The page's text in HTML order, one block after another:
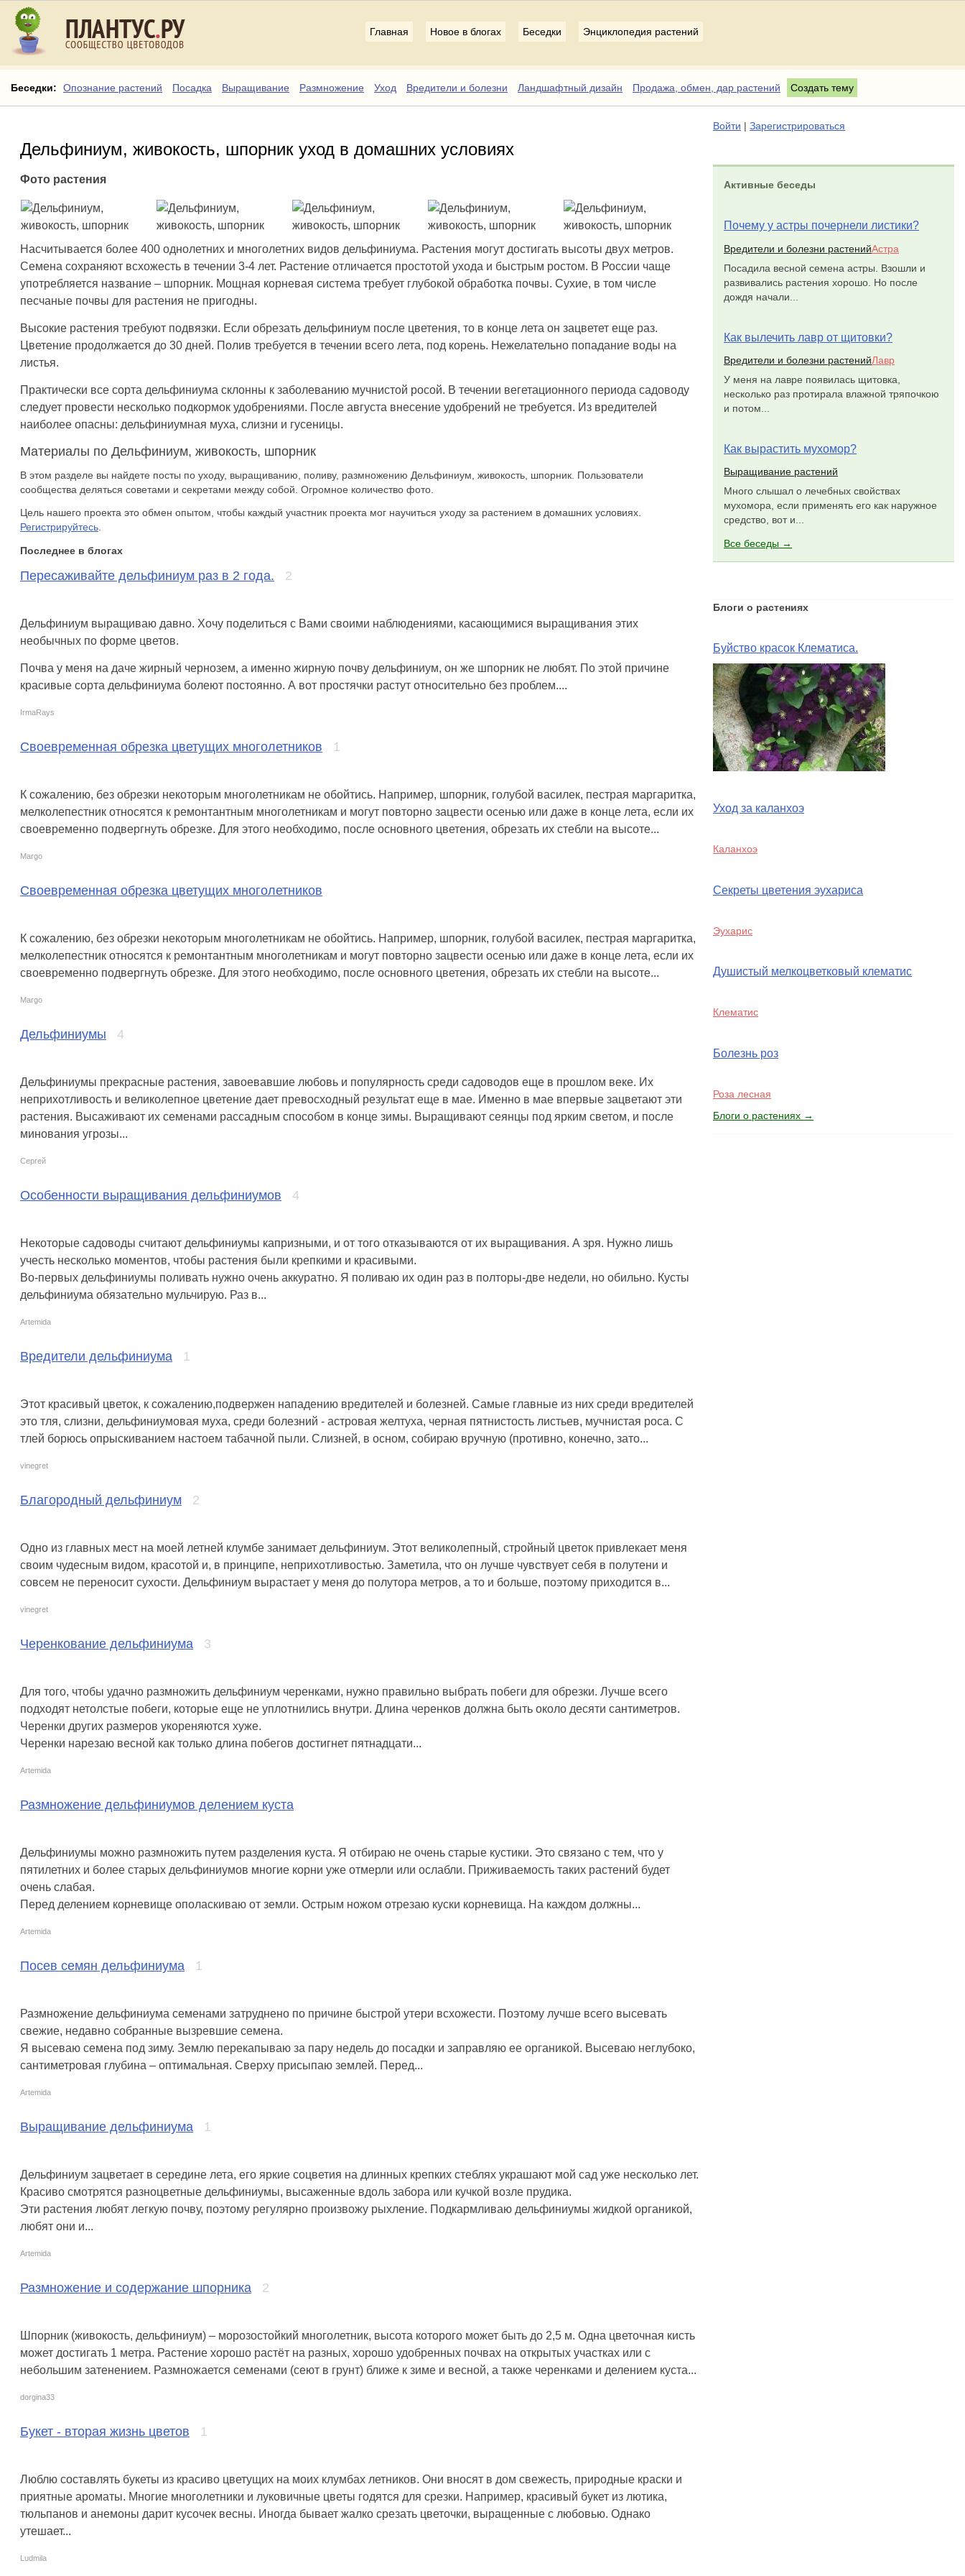
Главная Новое в блогах Беседки Энциклопедия растений
Беседки: Опознание растений Посадка Выращивание Размножение Уход Вредители и болезни Ландшафтный дизайн Продажа, обмен, дар растений Создать тему
Дельфиниум, живокость, шпорник уход в домашних условиях
Фото растения
Насчитывается более 400 однолетних и многолетних видов дельфиниума. Растения могут достигать высоты двух метров.
Семена сохраняют всхожесть в течении 3-4 лет. Растение отличается простотой ухода и быстрым ростом. В России чаще
употребляется название – шпорник. Мощная корневая система требует глубокой обработка почвы. Сухие, в том числе
песчаные почвы для растения не пригодны.
Высокие растения требуют подвязки. Если обрезать дельфиниум после цветения, то в конце лета он зацветет еще раз.
Цветение продолжается до 30 дней. Полив требуется в течении всего лета, под корень. Нежелательно попадание воды на
листья.
Практически все сорта дельфиниума склонны к заболеванию мучнистой росой. В течении вегетационного периода садоводу
следует провести несколько подкормок удобрениями. После августа внесение удобрений не требуется. Из вредителей
наиболее опасны: дельфиниумная муха, слизни и гусеницы.
Материалы по Дельфиниум, живокость, шпорник
В этом разделе вы найдете посты по уходу, выращиванию, поливу, размножению Дельфиниум, живокость, шпорник. Пользователи
сообщества деляться советами и секретами между собой. Огромное количество фото.
Цель нашего проекта это обмен опытом, чтобы каждый участник проекта мог научиться уходу за растением в домашних условиях.
Регистрируйтесь.
Последнее в блогах
Пересаживайте дельфиниум раз в 2 года. 2
Дельфиниум выращиваю давно. Хочу поделиться с Вами своими наблюдениями, касающимися выращивания этих
необычных по форме цветов.
Почва у меня на даче жирный чернозем, а именно жирную почву дельфиниум, он же шпорник не любят. По этой причине
красивые сорта дельфиниума болеют постоянно. А вот простячки растут относительно без проблем....
IrmaRays
Своевременная обрезка цветущих многолетников 1
К сожалению, без обрезки некоторым многолетникам не обойтись. Например, шпорник, голубой василек, пестрая маргаритка,
мелколепестник относятся к ремонтантным многолетникам и могут повторно зацвести осенью или даже в конце лета, если их
своевременно подвергнуть обрезке. Для этого необходимо, после основного цветения, обрезать их стебли на высоте...
Margo
Своевременная обрезка цветущих многолетников
К сожалению, без обрезки некоторым многолетникам не обойтись. Например, шпорник, голубой василек, пестрая маргаритка,
мелколепестник относятся к ремонтантным многолетникам и могут повторно зацвести осенью или даже в конце лета, если их
своевременно подвергнуть обрезке. Для этого необходимо, после основного цветения, обрезать их стебли на высоте...
Margo
Дельфиниумы 4
Дельфиниумы прекрасные растения, завоевавшие любовь и популярность среди садоводов еще в прошлом веке. Их
неприхотливость и великолепное цветение дает превосходный результат еще в мае. Именно в мае впервые зацветают эти
растения. Высаживают их семенами рассадным способом в конце зимы. Выращивают сеянцы под ярким светом, и после
минования угрозы...
Сергей
Особенности выращивания дельфиниумов 4
Некоторые садоводы считают дельфиниумы капризными, и от того отказываются от их выращивания. А зря. Нужно лишь
учесть несколько моментов, чтобы растения были крепкими и красивыми.
Во-первых дельфиниумы поливать нужно очень аккуратно. Я поливаю их один раз в полторы-две недели, но обильно. Кусты
дельфиниума обязательно мульчирую. Раз в...
Artemida
Вредители дельфиниума 1
Этот красивый цветок, к сожалению,подвержен нападению вредителей и болезней. Самые главные из них среди вредителей
это тля, слизни, дельфиниумовая муха, среди болезний - астровая желтуха, черная пятнистость листьев, мучнистая роса. С
тлей борюсь опрыскиванием настоем табачной пыли. Слизней, в осном, собираю вручную (противно, конечно, зато...
vinegret
Благородный дельфиниум 2
Одно из главных мест на моей летней клумбе занимает дельфиниум. Этот великолепный, стройный цветок привлекает меня
своим чудесным видом, красотой и, в принципе, неприхотливостью. Заметила, что он лучше чувствует себя в полутени и
совсем не переносит сухости. Дельфиниум вырастает у меня до полутора метров, а то и больше, поэтому приходится в...
vinegret
Черенкование дельфиниума 3
Для того, чтобы удачно размножить дельфиниум черенками, нужно правильно выбрать побеги для обрезки. Лучше всего
подходят нетолстые побеги, которые еще не уплотнились внутри. Длина черенков должна быть около десяти сантиметров.
Черенки других размеров укореняются хуже.
Черенки нарезаю весной как только длина побегов достигнет пятнадцати...
Artemida
Размножение дельфиниумов делением куста
Дельфиниумы можно размножить путем разделения куста. Я отбираю не очень старые кустики. Это связано с тем, что у
пятилетних и более старых дельфиниумов многие корни уже отмерли или ослабли. Приживаемость таких растений будет
очень слабая.
Перед делением корневище ополаскиваю от земли. Острым ножом отрезаю куски корневища. На каждом должны...
Artemida
Посев семян дельфиниума 1
Размножение дельфиниума семенами затруднено по причине быстрой утери всхожести. Поэтому лучше всего высевать
свежие, недавно собранные вызревшие семена.
Я высеваю семена под зиму. Землю перекапываю за пару недель до посадки и заправляю ее органикой. Высеваю неглубоко,
сантиметровая глубина – оптимальная. Сверху присыпаю землей. Перед...
Artemida
Выращивание дельфиниума 1
Дельфиниум зацветает в середине лета, его яркие соцветия на длинных крепких стеблях украшают мой сад уже несколько лет.
Красиво смотрятся разноцветные дельфиниумы, высаженные вдоль забора или кучкой возле прудика.
Эти растения любят легкую почву, поэтому регулярно произвожу рыхление. Подкармливаю дельфиниумы жидкой органикой,
любят они и...
Artemida
Размножение и содержание шпорника 2
Шпорник (живокость, дельфиниум) – морозостойкий многолетник, высота которого может быть до 2,5 м. Одна цветочная кисть
может достигать 1 метра. Растение хорошо растёт на разных, хорошо удобренных почвах на открытых участках или с
небольшим затенением. Размножается семенами (сеют в грунт) ближе к зиме и весной, а также черенками и делением куста...
dorgina33
Букет - вторая жизнь цветов 1
Люблю составлять букеты из красиво цветущих на моих клумбах летников. Они вносят в дом свежесть, природные краски и
приятные ароматы. Многие многолетники и луковичные цветы годятся для срезки. Например, красивый букет из лютика,
тюльпанов и анемоны дарит кусочек весны. Иногда бывает жалко срезать цветочки, выращенные с любовью. Однако
утешает...
Ludmila
Войти | Зарегистрироваться
Активные беседы
Почему у астры почернели листики?
Вредители и болезни растенийАстра
Посадила весной семена астры. Взошли и
развивались растения хорошо. Но после
дождя начали...
Как вылечить лавр от щитовки?
Вредители и болезни растенийЛавр
У меня на лавре появилась щитовка,
несколько раз протирала влажной тряпочкою
и потом...
Как вырастить мухомор?
Выращивание растений
Много слышал о лечебных свойствах
мухомора, если применять его как наружное
средство, вот и...
Все беседы →
Блоги о растениях
Буйство красок Клематиса.
Уход за каланхоэ
Каланхоэ
Секреты цветения эухариса
Эухарис
Душистый мелкоцветковый клематис
Клематис
Болезнь роз
Роза лесная
Блоги о растениях →